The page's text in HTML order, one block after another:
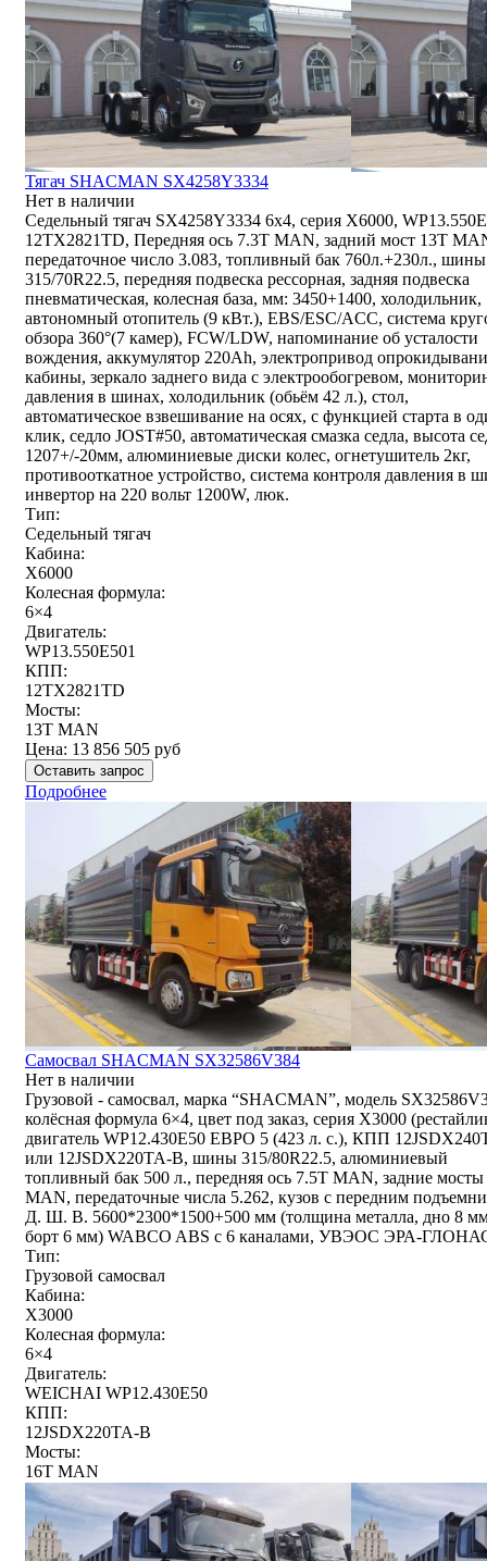
Тягач SHACMAN SX4258Y3334
Нет в наличии
Седельный тягач SX4258Y3334 6x4, серия X6000,
12TX2821TD, Передняя ось 7.3Т MAN, задний мост 13T
передаточное число 3.083, топливный бак 760л.+230л., шины
315/70R22.5, передняя подвеска рессорная, задняя подвеска
пневматическая, колесная база, мм: 3450+1400, холодильник,
автономный отопитель (9 кВт.), EBS/ESC/ACC, система
обзора 360°(7 камер), FCW/LDW, напоминание об усталости
вождения, аккумулятор 220Ah, электропривод
кабины, зеркало заднего вида с электрообогревом,
давления в шинах, холодильник (обьём 42 л.), стол,
автоматическое взвешивание на осях, с функцией старта в
клик, седло JOST#50, автоматическая смазка седла, высота
1207+/-20мм, алюминиевые диски колес, огнетушитель 2кг,
противооткатное устройство, система контроля давления в
инвертор на 220 вольт 1200W, люк.
Тип:
Седельный тягач
Кабина:
X6000
Колесная формула:
6×4
Двигатель:
WP13.550E501
КПП:
12TX2821TD
Мосты:
13T MAN
Цена: 13 856 505 руб
Оставить запрос
Подробнее
Самосвал SHACMAN SX32586V384
Нет в наличии
Грузовой - самосвал, марка “SHACMAN”, модель
колёсная формула 6×4, цвет под заказ, серия X3000
двигатель WP12.430E50 ЕВРО 5 (423 л. с.), КПП
или 12JSDX220TA-B, шины 315/80R22.5, алюминиевый
топливный бак 500 л., передняя ось 7.5T MAN, задние
MAN, передаточные числа 5.262, кузов с передним
Д. Ш. В. 5600*2300*1500+500 мм (толщина металла, дно 8
борт 6 мм) WABCO ABS с 6 каналами, УВЭОС ЭРА-
Тип:
Грузовой самосвал
Кабина:
X3000
Колесная формула:
6×4
Двигатель:
WEICHAI WP12.430E50
КПП:
12JSDX220TA-B
Мосты:
16T MAN